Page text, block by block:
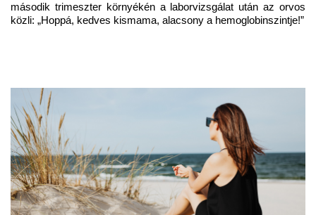
második trimeszter környékén a laborvizsgálat után az orvos
közli: „Hoppá, kedves kismama, alacsony a hemoglobinszintje!”